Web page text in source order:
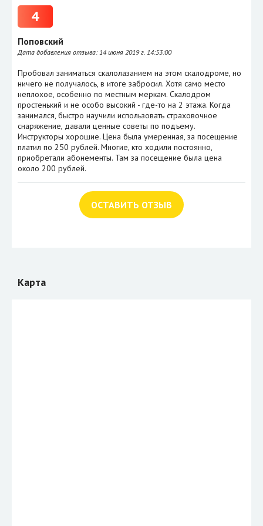
Поповский
Дата добавления отзыва:14 июня 2019 г. 14:53:00
4
Пробовал заниматься скалолазанием на этом скалодроме, но
ничего не получалось, в итоге забросил. Хотя само место
неплохое, особенно по местным меркам. Скалодром
простенький и не особо высокий - где-то на 2 этажа. Когда
занимался, быстро научили использовать страховочное
снаряжение, давали ценные советы по подъему.
Инструкторы хорошие. Цена была умеренная, за посещение
платил по 250 рублей. Многие, кто ходили постоянно,
приобретали абонементы. Там за посещение была цена
около 200 рублей.
ОСТАВИТЬ ОТЗЫВ
Карта